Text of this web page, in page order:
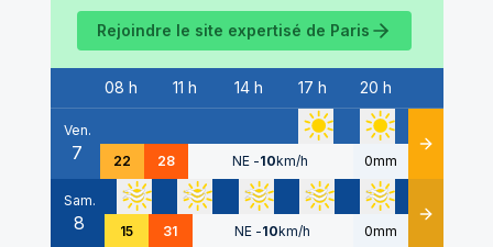
Rejoindre le site expertisé de Paris
Date
08 h 11 h 14 h 17 h 20 h
Ven.
7 22 28 NE -10km/h 0mm Détails
Sam.
8 15 31 NE -10km/h 0mm Détails